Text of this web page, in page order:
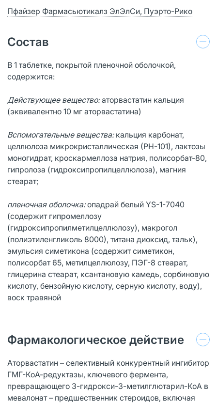
Пфайзер Фармасьютикалз ЭлЭлСи, Пуэрто-Рико
Состав
В 1 таблетке, покрытой пленочной оболочкой,
содержится:
Действующее вещество:аторвастатин кальция
(эквивалентно 10 мг аторвастатина)
Вспомогательные вещества:кальция карбонат,
целлюлоза микрокристаллическая (РН-101), лактозы
моногидрат, кроскармеллоза натрия, полисорбат-80,
гипролоза (гидроксипропилцеллюлоза), магния
стеарат;
пленочная оболочка:опадрай белый YS-1-7040
(содержит гипромеллозу
(гидроксипропилметилцеллюлозу), макрогол
(полиэтиленгликоль 8000), титана диоксид, тальк),
эмульсия симетикона (содержит симетикон,
полисорбат 65, метилцеллюлозу, ПЭГ-8 стеарат,
глицерина стеарат, ксантановую камедь, сорбиновую
кислоту, бензойную кислоту, серную кислоту, воду),
воск травяной
Фармакологическое действие
Аторвастатин – селективный конкурентный ингибитор
ГМГ-КоА-редуктазы, ключевого фермента,
превращающего 3-гидрокси-3-метилглютарил-КоА в
мевалонат – предшественник стероидов, включая